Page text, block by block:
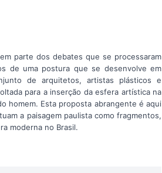
parte dos debates que se processaram
de uma postura que se desenvolve em
de arquitetos, artistas plásticos e
para a inserção da esfera artística na
homem. Esta proposta abrangente é aqui
a paisagem paulista como fragmentos,
moderna no Brasil.